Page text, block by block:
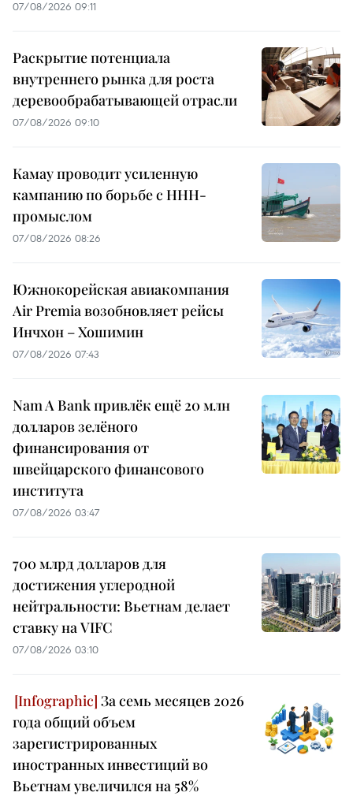
07/08/2026 09:11
Раскрытие потенциала
внутреннего рынка для роста
деревообрабатывающей отрасли
07/08/2026 09:10
Камау проводит усиленную
кампанию по борьбе с ННН-
промыслом
07/08/2026 08:26
Южнокорейская авиакомпания
Air Premia возобновляет рейсы
Инчхон – Хошимин
07/08/2026 07:43
Nam A Bank привлёк ещё 20 млн
долларов зелёного
финансирования от
швейцарского финансового
института
07/08/2026 03:47
700 млрд долларов для
достижения углеродной
нейтральности: Вьетнам делает
ставку на VIFC
07/08/2026 03:10
За семь месяцев 2026
года общий объем
зарегистрированных
иностранных инвестиций во
Вьетнам увеличился на 58%